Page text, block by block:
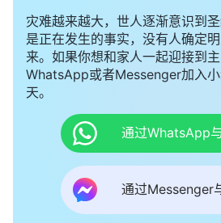
灾难越来越大，世人逐渐意识到
是正在发生的事实，没有人确定
来。如果你想和家人一起迎接到
WhatsApp或者Messenger加入
天。
通过WhatsApp
通过Messenger